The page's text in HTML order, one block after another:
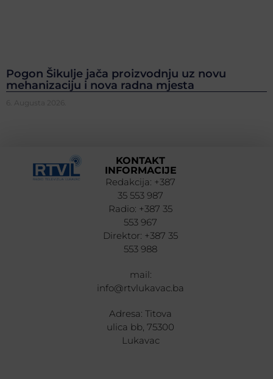
Pogon Šikulje jača proizvodnju uz novu
mehanizaciju i nova radna mjesta
6. Augusta 2026.
KONTAKT
INFORMACIJE
Redakcija: +387
35 553 987
Radio: +387 35
553 967
Direktor: +387 35
553 988
mail:
info@rtvlukavac.ba
Adresa: Titova
ulica bb, 75300
Lukavac